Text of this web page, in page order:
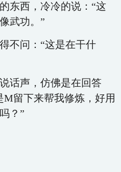
东西，冷冷的说：“这
武功。”
不问：“这是在干什
话声，仿佛是在回答
留下来帮我修炼，好用
？”